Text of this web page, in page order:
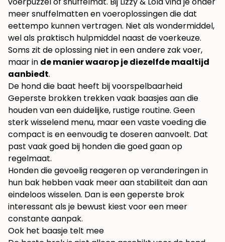
meer snuffelmatten en voeroplossingen die dat
eettempo kunnen vertragen. Niet als wondermiddel,
wel als praktisch hulpmiddel naast de voerkeuze.
Soms zit de oplossing niet in een andere zak voer,
maar in de manier waarop je diezelfde maaltijd
aanbiedt.
De hond die baat heeft bij voorspelbaarheid
Geperste brokken trekken vaak baasjes aan die
houden van een duidelijke, rustige routine. Geen
sterk wisselend menu, maar een vaste voeding die
compact is en eenvoudig te doseren aanvoelt. Dat
past vaak goed bij honden die goed gaan op
regelmaat.
Honden die gevoelig reageren op veranderingen in
hun bak hebben vaak meer aan stabiliteit dan aan
eindeloos wisselen. Dan is een geperste brok
interessant als je bewust kiest voor een meer
constante aanpak.
Ook het baasje telt mee